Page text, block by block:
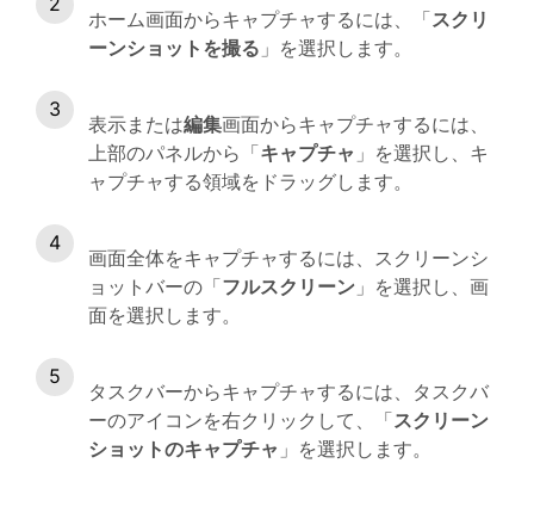
ホーム画面からキャプチャするには、「スクリ
ーンショットを撮る 」を選択します。
表示または編集画面からキャプチャするには、
上部のパネルから「キャプチャ 」を選択し、キ
ャプチャする領域をドラッグします。
画面全体をキャプチャするには、スクリーンシ
ョットバーの「フルスクリーン 」を選択し、画
面を選択します。
タスクバーからキャプチャするには、タスクバ
ーのアイコンを右クリックして、「スクリーン
ショットのキャプチャ 」を選択します。